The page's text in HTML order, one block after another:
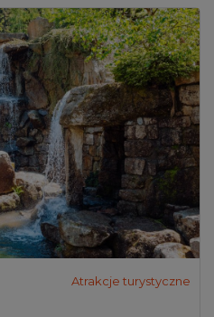
Atrakcje turystyczne